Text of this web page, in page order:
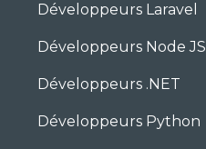
Développeurs Laravel
Développeurs Node JS
Développeurs .NET
Développeurs Python